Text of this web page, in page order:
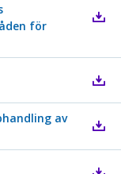
för
av